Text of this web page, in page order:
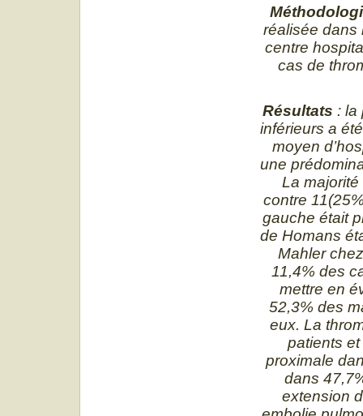
réalisée dans
centre
cas de
Résultats : la
inférieurs a
moyen
une
La
contre
gauche était
de Homans
Mahler
11,4% des
mettre en
52,3% des
eux. La
patients et
proximale
dans
extension